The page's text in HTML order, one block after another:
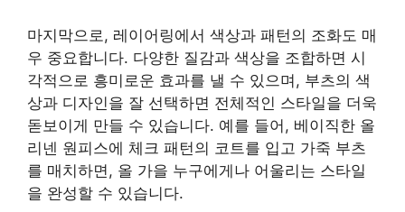
마지막으로, 레이어링에서 색상과 패턴의 조화도 매
우 중요합니다. 다양한 질감과 색상을 조합하면 시
각적으로 흥미로운 효과를 낼 수 있으며, 부츠의 색
상과 디자인을 잘 선택하면 전체적인 스타일을 더욱
돋보이게 만들 수 있습니다. 예를 들어, 베이직한 올
리넨 원피스에 체크 패턴의 코트를 입고 가죽 부츠
를 매치하면, 올 가을 누구에게나 어울리는 스타일
을 완성할 수 있습니다.